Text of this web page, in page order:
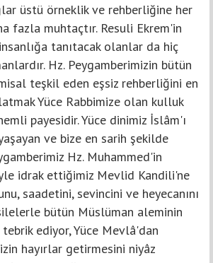
üstü örneklik ve rehberliğine her
fazla muhtaçtır. Resuli Ekrem'in
tanıtacak olanlar da hiç
Hz. Peygamberimizin bütün
teşkil eden eşsiz rehberliğini en
Yüce Rabbimize olan kulluk
payesidir. Yüce dinimiz İslâm'ı
ve bize en sarih şekilde
Hz. Muhammed'in
idrak ettiğimiz Mevlid Kandili'ne
saadetini, sevincini ve heyecanını
bütün Müslüman aleminin
ediyor, Yüce Mevlâ'dan
hayırlar getirmesini niyâz